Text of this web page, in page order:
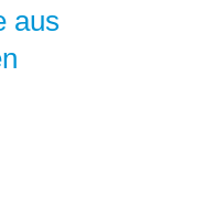
aus